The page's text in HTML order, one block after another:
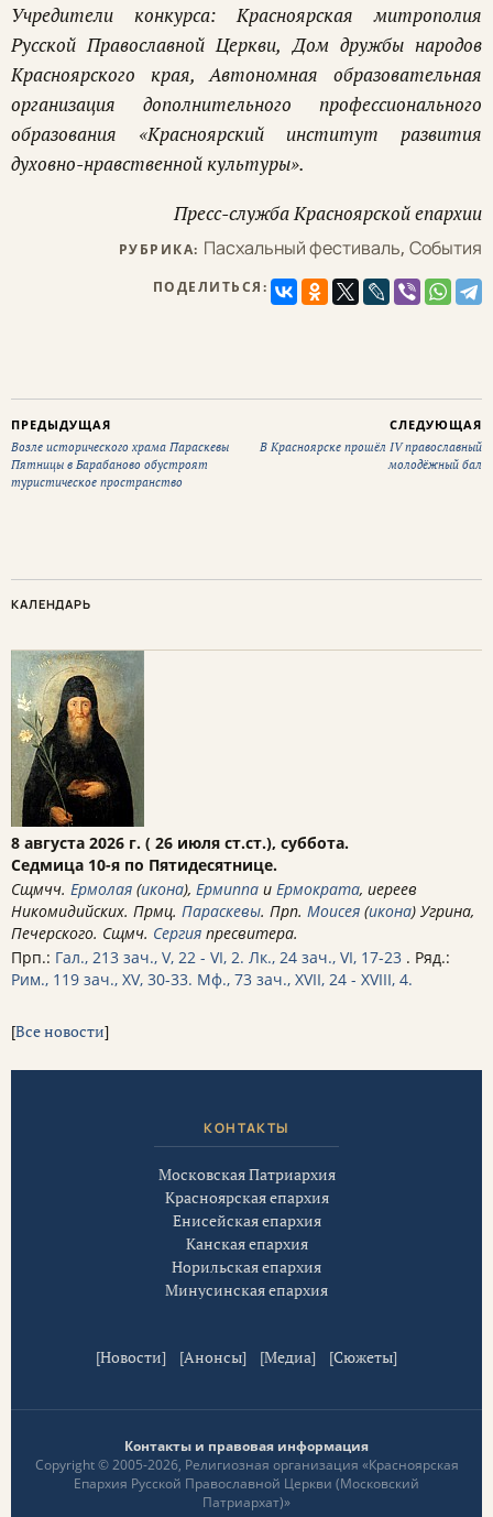
Учредители конкурса: Красноярская митрополия
Русской Православной Церкви, Дом дружбы народов
Красноярского края, Автономная образовательная
организация дополнительного профессионального
образования «Красноярский институт развития
духовно-нравственной культуры».
Пресс-служба Красноярской епархии
РУБРИКА: Пасхальный фестиваль, События
ПОДЕЛИТЬСЯ:
ПРЕДЫДУЩАЯ
Возле исторического храма Параскевы
Пятницы в Барабаново обустроят
туристическое пространство
СЛЕДУЮЩАЯ
В Красноярске прошёл IV православный
молодёжный бал
КАЛЕНДАРЬ
8 августа 2026 г. ( 26 июля ст.ст.), суббота.
Седмица 10-я по Пятидесятнице.
Сщмчч. Ермолая (икона), Ермиппа и Ермократа, иереев
Никомидийских. Прмц. Параскевы. Прп. Моисея (икона) Угрина,
Печерского. Сщмч. Сергия пресвитера.
Прп.: Гал., 213 зач., V, 22 - VI, 2. Лк., 24 зач., VI, 17-23 . Ряд.:
Рим., 119 зач., XV, 30-33. Мф., 73 зач., XVII, 24 - XVIII, 4.
[Все новости]
КОНТАКТЫ
Московская Патриархия
Красноярская епархия
Енисейская епархия
Канская епархия
Норильская епархия
Минусинская епархия
[Новости] [Анонсы] [Медиа] [Сюжеты]
Контакты и правовая информация
Copyright © 2005-2026, Религиозная организация «Красноярская
Епархия Русской Православной Церкви (Московский
Патриархат)»